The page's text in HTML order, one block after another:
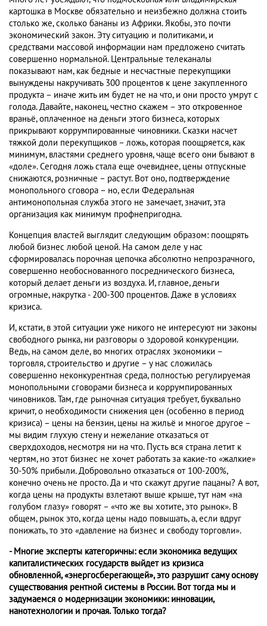
картошка в Москве обязательно и неизбежно должна стоить
столько же, сколько бананы из Африки. Якобы, это почти
экономический закон. Эту ситуацию и политиками, и
средствами массовой информации нам предложено считать
совершенно нормальной. Центральные телеканалы
показывают нам, как бедные и несчастные перекупщики
вынуждены накручивать 300 процентов к цене закупленного
продукта – иначе жить им будет не на что, и они просто умрут с
голода. Давайте, наконец, честно скажем – это откровенное
враньё, оплаченное на деньги этого бизнеса, которых
прикрывают коррумпированные чиновники. Сказки насчет
тяжкой доли перекупщиков – ложь, которая поощряется, как
минимум, властями среднего уровня, чаще всего они бывают в
«доле». Сегодня ложь стала еще очевиднее, цены отпускные
снижаются, розничные – растут. Вот оно, подтверждение
монопольного сговора – но, если Федеральная
антимонопольная служба этого не замечает, значит, эта
организация как минимум профнепригодна.
Концепция властей выглядит следующим образом: поощрять
любой бизнес любой ценой. На самом деле у нас
сформировалась порочная цепочка абсолютно непрозрачного,
совершенно необоснованного посреднического бизнеса,
который делает деньги из воздуха. И, главное, деньги
огромные, накрутка - 200-300 процентов. Даже в условиях
кризиса.
И, кстати, в этой ситуации уже никого не интересуют ни законы
свободного рынка, ни разговоры о здоровой конкуренции.
Ведь, на самом деле, во многих отраслях экономики –
торговля, строительство и другие – у нас сложилась
совершенно неконкурентная среда, полностью регулируемая
монопольными сговорами бизнеса и коррумпированных
чиновников. Там, где рыночная ситуация требует, буквально
кричит, о необходимости снижения цен (особенно в период
кризиса) – цены на бензин, цены на жильё и многое другое –
мы видим глухую стену и нежелание отказаться от
сверхдоходов, несмотря ни на что. Пусть вся страна летит к
чертям, но этот бизнес не хочет работать за какие-то «жалкие»
30-50% прибыли. Добровольно отказаться от 100-200%,
конечно очень не просто. Да и что скажут другие пацаны? А вот,
когда цены на продукты взлетают выше крыше, тут нам «на
голубом глазу» говорят – «что же вы хотите, это рынок». В
общем, рынок это, когда цены надо повышать, а, если вдруг
понижать, то это «давление на бизнес и свободу торговли».
- Многие эксперты категоричны: если экономика ведущих
капиталистических государств выйдет из кризиса
обновленной, «энергосберегающей», это разрушит саму основу
существования рентной системы в России. Вот тогда мы и
задумаемся о модернизации экономики: инновации,
нанотехнологии и прочая. Только тогда?